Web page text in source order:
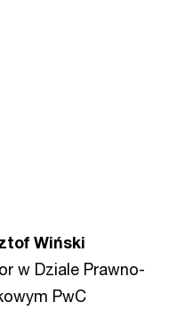
Wiński
w Dziale Prawno-
PwC